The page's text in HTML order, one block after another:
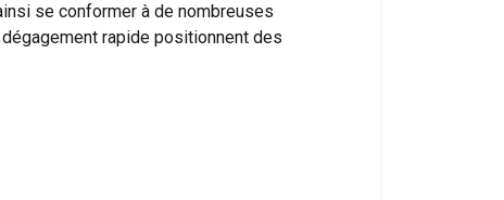
se conformer à de nombreuses
rapide positionnent des